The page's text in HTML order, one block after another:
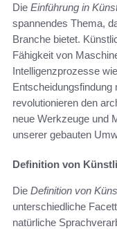
Die Einführung in
spannendes Thema,
Branche bietet.
Fähigkeit von
Intelligenzprozesse
Entscheidungsfindung
revolutionieren den
neue Werkzeuge und
unserer gebauten
Definition von
Die Definition von
unterschiedliche
natürliche